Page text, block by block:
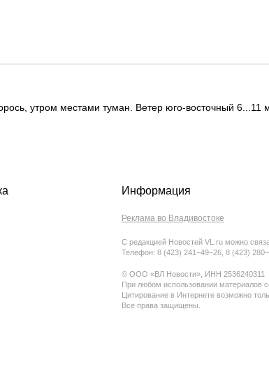
утром местами туман. Ветер юго-восточный
Информация
Реклама во Владивостоке
С редакцией Новостей VL.ru можно
Телефон: 8 (423) 241−49−26, 8 (423)
© ООО «ВЛ Новости», ИНН 2536240311
При любом использовании материалов
Цитирование в Интернете возможно
Все права защищены.